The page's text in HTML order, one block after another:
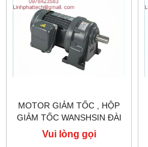
MOTOR GIẢM TỐC , HỘP
GIẢM TỐC WANSHSIN ĐÀI
LOAN 1.5KW 1500W 2HP AC
BA PHA 220 V / 380V
Vui lòng gọi